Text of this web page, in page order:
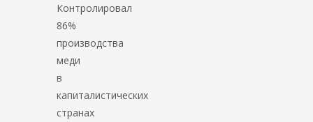
Контролировал
86%
производства
меди
в
капиталистических
странах